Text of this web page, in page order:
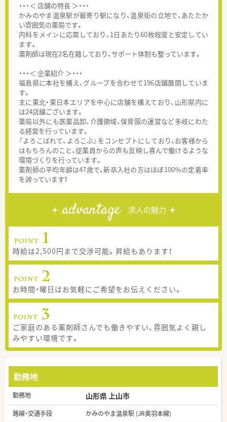
・・・＜ 店舗の特長 ＞・・・
かみのやま温泉駅が最寄り駅になり、温泉街の立地で、あたたか
い雰囲気の薬局です。
内科をメインに応需しており、1日あたり60枚程度と安定してい
ます。
薬剤師は現在2名在籍しており、サポート体制も整っています。
・・・＜ 企業紹介 ＞・・・
福島県に本社を構え、グループを合わせて196店舗展開していま
す。
主に東北・東日本エリアを中心に店舗を構えており、山形県内に
は24店舗ございます。
薬局以外にも医薬品卸、介護領域、保育園の運営など多岐にわた
る経営を行っています。
『よろこばれて、よろこぶ』をコンセプトにしており、お客様から
はもちろんのこと、従業員からの声も反映し喜んで働けるような
環境づくりを行っています。
薬剤師の平均年齢は47歳で、新卒入社の方はほぼ100％の定着率
を誇っています！
advantage 求人の魅力
時給は2,500円まで交渉可能。昇給もあります！
お時間・曜日はお気軽にご希望をお伝えください。
ご家庭のある薬剤師さんでも働きやすい、雰囲気よく親し
みやすい環境です。
勤務地
勤務地 山形県 上山市
路線・交通手段
かみのやま温泉駅 (JR奥羽本線)